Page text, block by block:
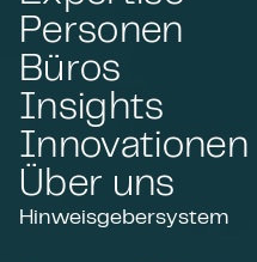
Personen
Büros
Insights
Innovationen
Über uns
Hinweisgebersystem